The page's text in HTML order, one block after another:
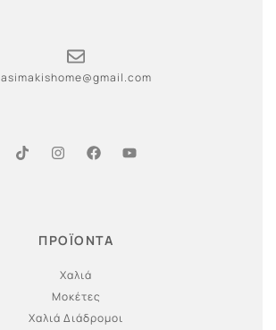
asimakishome@gmail.com
ΠΡΟΪΟΝΤΑ
Χαλιά
Μοκέτες
Χαλιά Διάδρομοι